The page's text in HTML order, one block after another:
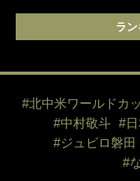
ラ
#北中米ワールドカ
#中村敬斗
#
#ジュビロ磐田
#